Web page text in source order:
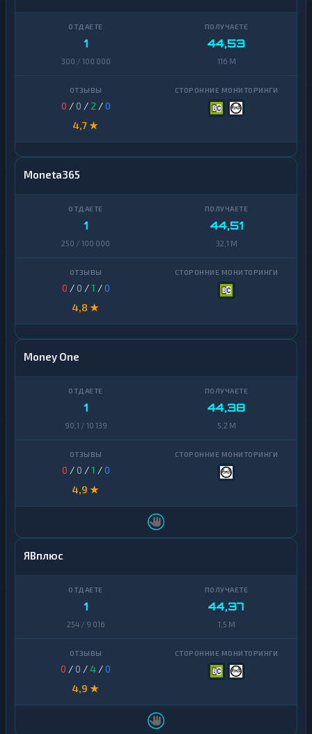
1
300 / 100 000
44,53
116 M
0 / 0 / 2 /0
4,7 ★
Moneta365
1
250 / 100 000
44,51
32,1 M
0 / 0 /1 /0
4,8 ★
Money One
1
90,1 / 10 139
44,38
5,2 M
0 / 0 /1 /0
4,9 ★
ЯВплюс
1
254 / 9 016
44,37
1,5 M
0 / 0 / 4 /0
4,9 ★